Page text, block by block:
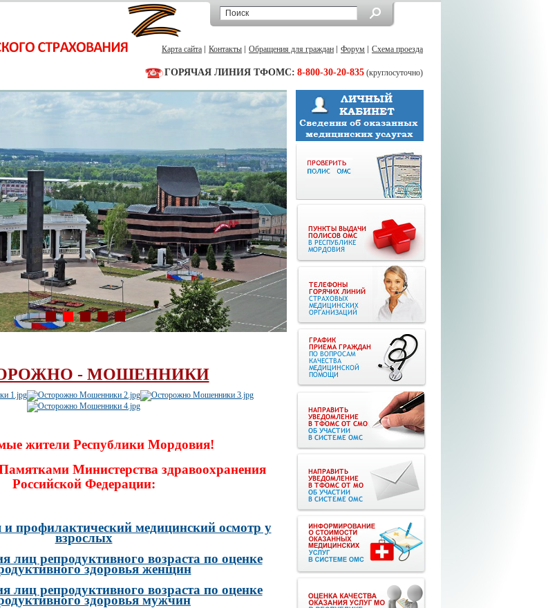
Карта сайта Контакты Обращения для граждан Форум Схема проезда
ГОРЯЧАЯ ЛИНИЯ ТФОМС: 8-800-30-20-835 (круглосуточно)
- МОШЕННИКИ
жители Республики Мордовия!
Министерства здравоохранения
Российской Федерации:
и профилактический медицинский осмотр у
взрослых
лиц репродуктивного возраста по оценке
здоровья женщин
лиц репродуктивного возраста по оценке
здоровья мужчин